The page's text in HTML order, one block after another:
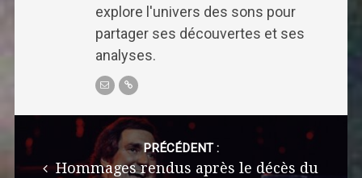
explore l'univers des sons pour
partager ses découvertes et ses
analyses.
navigation
PRÉCÉDENT :
Hommages rendus après le décès du